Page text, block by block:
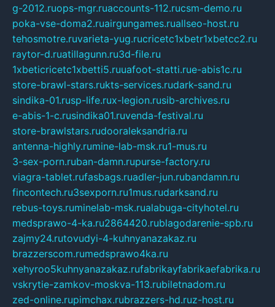
g-2012.ruops-mgr.ruaccounts-112.rucsm-demo.ru
poka-vse-doma2.ruairgungames.ruallseo-host.ru
tehosmotre.ruvarieta-yug.rucricetc1xbetr1xbetcc2.ru
raytor-d.ruatillagunn.ru3d-file.ru
1xbeticricetc1xbetti5.ruuafoot-statti.rue-abis1c.ru
store-brawl-stars.rukts-services.rudark-sand.ru
sindika-01.rusp-life.rux-legion.rusib-archives.ru
e-abis-1-c.rusindika01.ruvenda-festival.ru
store-brawlstars.rudooraleksandria.ru
antenna-highly.rumine-lab-msk.ru1-mus.ru
3-sex-porn.ruban-damn.rupurse-factory.ru
viagra-tablet.rufasbags.ruadler-jun.rubandamn.ru
fincontech.ru3sexporn.ru1mus.rudarksand.ru
rebus-toys.ruminelab-msk.rualabuga-cityhotel.ru
medsprawo-4-ka.ru2864420.rublagodarenie-spb.ru
zajmy24.rutovudyi-4-kuhnyanazakaz.ru
brazzerscom.rumedsprawo4ka.ru
xehyroo5kuhnyanazakaz.rufabrikayfabrikaefabrika.ru
vskrytie-zamkov-moskva-113.rubiletnadom.ru
zed-online.rupimchax.rubrazzers-hd.ruz-host.ru